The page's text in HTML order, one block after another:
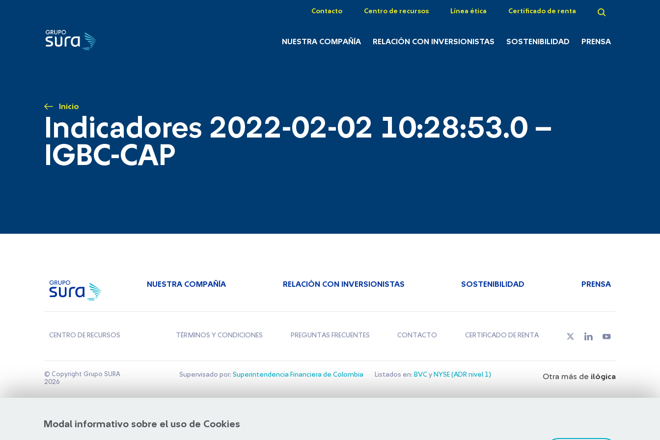
Contacto Centro de recursos Línea ética Certificado de renta
NUESTRA COMPAÑÍA RELACIÓN CON INVERSIONISTAS SOSTENIBILIDAD PRENSA
Inicio
Indicadores 2022-02-02 10:28:53.0 –
IGBC-CAP
Modal informativo sobre el uso de Cookies
NUESTRA COMPAÑÍA RELACIÓN CON INVERSIONISTAS SOSTENIBILIDAD PRENSA
CENTRO DE RECURSOS TÉRMINOS Y CONDICIONES PREGUNTAS FRECUENTES CONTACTO CERTIFICADO DE RENTA
© Copyright Grupo SURA
2026
Supervisado por: Superintendencia Financiera de Colombia Listados en: BVCy NYSE (ADR nivel 1) Otra más de ilógica